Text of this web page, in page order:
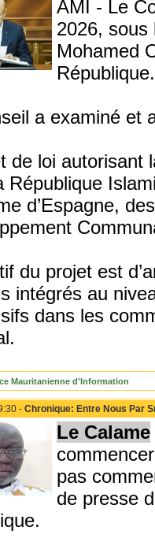
AMI - Le
2026, sous
Mohamed
République.
a examiné et
de loi autorisant
République
d’Espagne,
du projet est
intégrés au
dans les
Mauritanienne d'Information
- Chronique: Entre Nous Par
Le Calame
pas
de presse